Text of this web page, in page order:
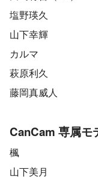
塩野瑛久
山下幸輝
カルマ
萩原利久
藤岡真威人
CanCam 専属モ
楓
山下美月